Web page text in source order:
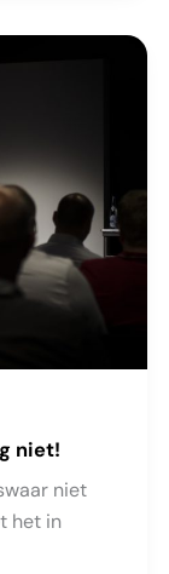
niet!
niet
het in